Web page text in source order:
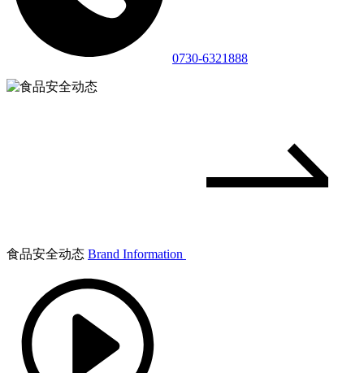
0730-6321888
食品安全动态 Brand Information